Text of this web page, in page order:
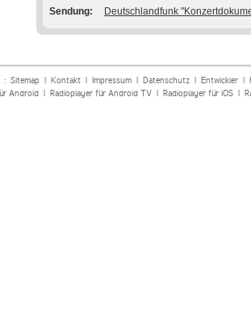
Sendung
Deutschlandfunk
: Sitemap| Kontakt| Impressum| Datenschutz| Entwickler|
Android| Radioplayer für Android TV| Radioplayer für iOS|